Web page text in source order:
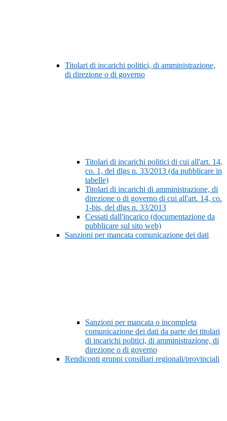
Titolari di incarichi politici, di amministrazione,
di direzione o di governo
Titolari di incarichi politici di cui all'art. 14,
co. 1, del dlgs n. 33/2013 (da pubblicare in
tabelle)
Titolari di incarichi di amministrazione, di
direzione o di governo di cui all'art. 14, co.
1-bis, del dlgs n. 33/2013
Cessati dall'incarico (documentazione da
pubblicare sul sito web)
Sanzioni per mancata comunicazione dei dati
Sanzioni per mancata o incompleta
comunicazione dei dati da parte dei titolari
di incarichi politici, di amministrazione, di
direzione o di governo
Rendiconti gruppi consiliari regionali/provinciali